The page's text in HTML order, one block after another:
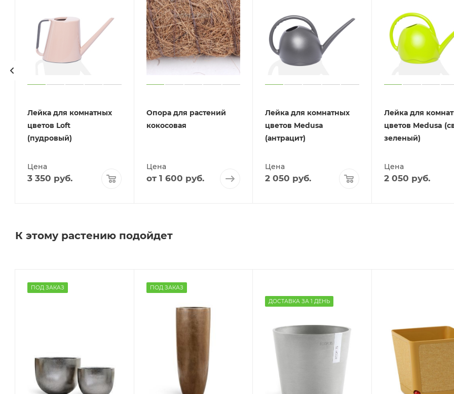
Лейка для комнатных
цветов Loft
(пудровый)
Цена
3 350 руб.
Опора для растений
кокосовая
Цена
от 1 600 руб.
Лейка для комнатных
цветов Medusa
(антрацит)
Цена
2 050 руб.
Лейка для
цветов Medusa
зеленый)
Цена
2 050 руб.
К этому растению подойдет
ПОД ЗАКАЗ ПОД ЗАКАЗ
ДОСТАВКА ЗА 1 ДЕНЬ